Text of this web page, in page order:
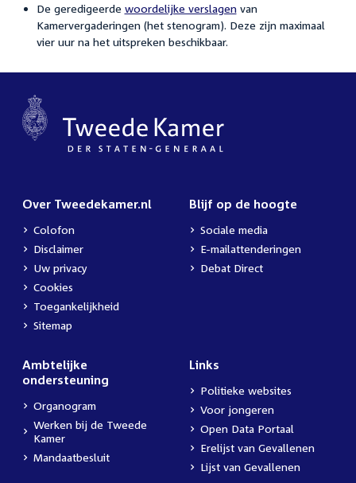
De geredigeerde woordelijke verslagenvan
Kamervergaderingen (het stenogram). Deze zijn maximaal
vier uur na het uitspreken beschikbaar.
Over Tweedekamer.nl
Colofon
Disclaimer
Uw privacy
Cookies
Toegankelijkheid
Sitemap
Blijf op de hoogte
Sociale media
E-mailattenderingen
Debat Direct
Ambtelijke
ondersteuning
Organogram
Werken bij de Tweede
Kamer
Mandaatbesluit
Links
Politieke websites
Voor jongeren
Open Data Portaal
Erelijst van Gevallenen
Lijst van Gevallenen